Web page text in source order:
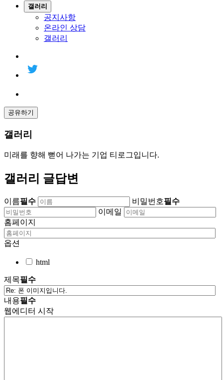
갤러리
공지사항
온라인 상담
갤러리
공유하기
갤러리
미래를 향해 뻗어 나가는 기업 티로그입니다.
갤러리 글답변
이름필수 비밀번호필수
이메일
홈페이지
옵션
html
제목필수
내용필수
웹에디터 시작